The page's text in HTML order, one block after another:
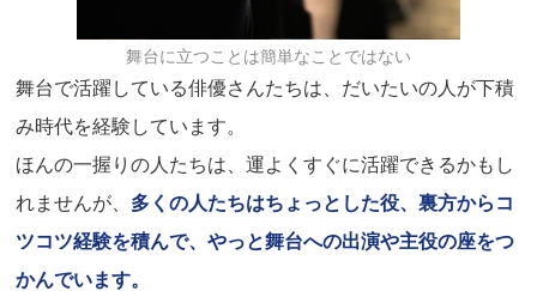
舞台に立つことは簡単なことではない
舞台で活躍している俳優さんたちは、だいたいの人が下積
み時代を経験しています。
ほんの一握りの人たちは、運よくすぐに活躍できるかもし
れませんが、 多くの人たちはちょっとした役、裏方からコ
ツコツ経験を積んで、やっと舞台への出演や主役の座をつ
かんでいます。